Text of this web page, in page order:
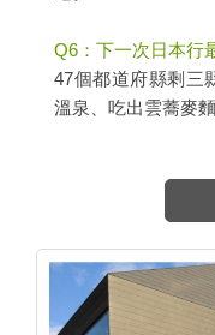
Q6：下一次日本行
47個都道府縣剩三
溫泉、吃出雲蕎麥